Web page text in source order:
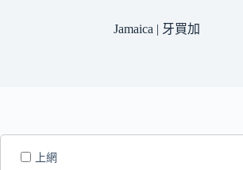
Jamaica | 牙買加
上網